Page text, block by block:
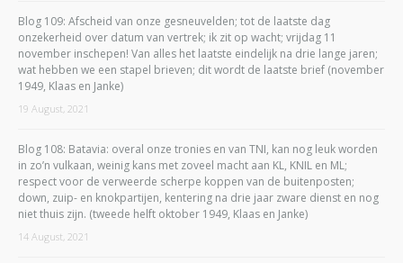
Blog 109: Afscheid van onze gesneuvelden; tot de laatste dag
onzekerheid over datum van vertrek; ik zit op wacht; vrijdag 11
november inschepen! Van alles het laatste eindelijk na drie lange jaren;
wat hebben we een stapel brieven; dit wordt de laatste brief (november
1949, Klaas en Janke)
19 August, 2021
Blog 108: Batavia: overal onze tronies en van TNI, kan nog leuk worden
in zo’n vulkaan, weinig kans met zoveel macht aan KL, KNIL en ML;
respect voor de verweerde scherpe koppen van de buitenposten;
down, zuip- en knokpartijen, kentering na drie jaar zware dienst en nog
niet thuis zijn. (tweede helft oktober 1949, Klaas en Janke)
14 August, 2021